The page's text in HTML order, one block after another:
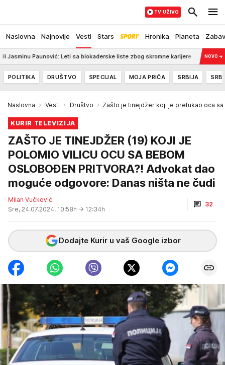
Naslovna Najnovije Vesti Stars Hronika Planeta
TV UŽIVO
Paunović: Leti sa blokaderske liste zbog skromne karijere 8:35 Pozlilo
NOVO →
POLITIKA DRUŠTVO SPECIJAL MOJA PRIČA SRBIJA
Naslovna Vesti Društvo Zašto je tinejdžer koji je pretukao oca
KURIR TELEVIZIJA
ZAŠTO JE TINEJDŽER (19) KOJI JE
POLOMIO VILICU OCU SA BEBOM
OSLOBOĐEN PRITVORA?! Advokat dao
moguće odgovore: Danas ništa ne čudi
Milan Vučković
Sre, 24.07.2024. 10:58h → 12:34h
32
Dodajte Kurir u vaš Google izbor